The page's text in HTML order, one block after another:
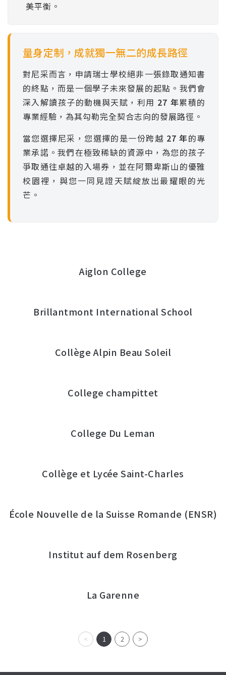
美平衡。
量身定制，成就獨一無二的成長路徑
對尼采而言，申請瑞士學校絕非一張錄取通知書
的終點，而是一個學子未來發展的起點。我們會
深入解讀孩子的動機與天賦，利用 27 年累積的
專業經驗，為其勾勒完全契合志向的發展路徑。
當您選擇尼采，您選擇的是一份跨越 27 年的專
業承諾。我們在極致稀缺的資源中，為您的孩子
爭取通往卓越的入場券，並在阿爾卑斯山的優雅
校園裡，與您一同見證天賦綻放出最耀眼的光
芒。
Aiglon College
Brillantmont International School
Collège Alpin Beau Soleil
College champittet
College Du Leman
Collège et Lycée Saint-Charles
École Nouvelle de la Suisse Romande (ENSR)
Institut auf dem Rosenberg
La Garenne
< 1 2 >